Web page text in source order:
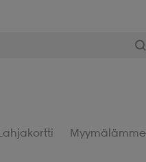
Myymälämme